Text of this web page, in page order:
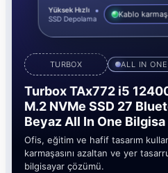
TURBOX ALL IN
Turbox TAx772 i5
M.2 NVMe SSD 27
Beyaz All In One Bilgisa
Ofis, eğitim ve hafif tasarım
karmaşasını azaltan ve yer
bilgisayar çözümü.
Yüksek Hızlı
SSD Depolama Kablo